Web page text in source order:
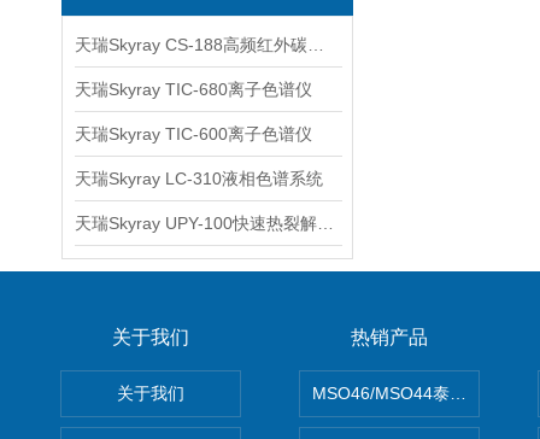
天瑞Skyray TIC-680离子色谱仪
天瑞Skyray TIC-600离子色谱仪
天瑞Skyray LC-310液相色谱系统
关于我们
关于我们
热销产品
MSO46/MSO44泰克